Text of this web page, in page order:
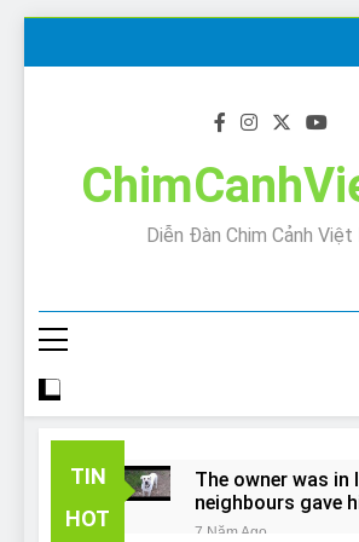
Diễn Đàn Chim Cảnh Việt
TIN
HOT
The owner was in
neighbours gave
away!
7 Năm Ago